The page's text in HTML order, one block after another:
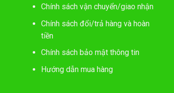
Chính sách vận chuyển/giao nhận
Chính sách đổi/trả hàng và hoàn
tiền
Chính sách bảo mật thông tin
Hướng dẫn mua hàng